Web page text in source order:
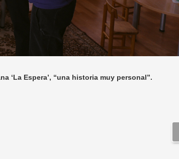
‘La Espera’, “una historia muy personal”.